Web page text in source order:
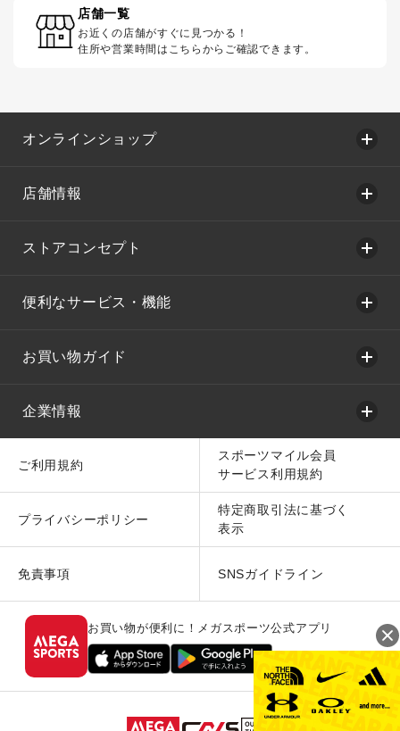
店舗一覧
お近くの店舗がすぐに見つかる！
住所や営業時間はこちらからご確認できます。
オンラインショップ
店舗情報
ストアコンセプト
便利なサービス・機能
お買い物ガイド
企業情報
ご利用規約
スポーツマイル会員
サービス利用規約
プライバシーポリシー
特定商取引法に基づく
表示
免責事項 SNSガイドライン
お買い物が便利に！メガスポーツ公式アプリ